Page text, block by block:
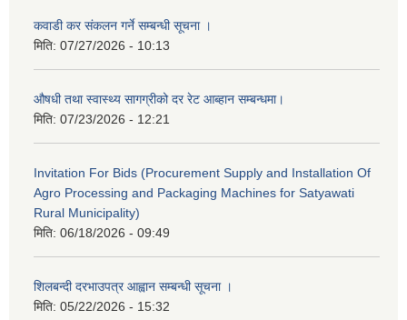
कवाडी कर संकलन गर्ने सम्बन्धी सूचना ।
मिति: 07/27/2026 - 10:13
औषधी तथा स्वास्थ्य सागग्रीको दर रेट आब्हान सम्बन्धमा।
मिति: 07/23/2026 - 12:21
Invitation For Bids (Procurement Supply and Installation Of
Agro Processing and Packaging Machines for Satyawati
Rural Municipality)
मिति: 06/18/2026 - 09:49
शिलबन्दी दरभाउपत्र आह्वान सम्बन्धी सूचना ।
मिति: 05/22/2026 - 15:32